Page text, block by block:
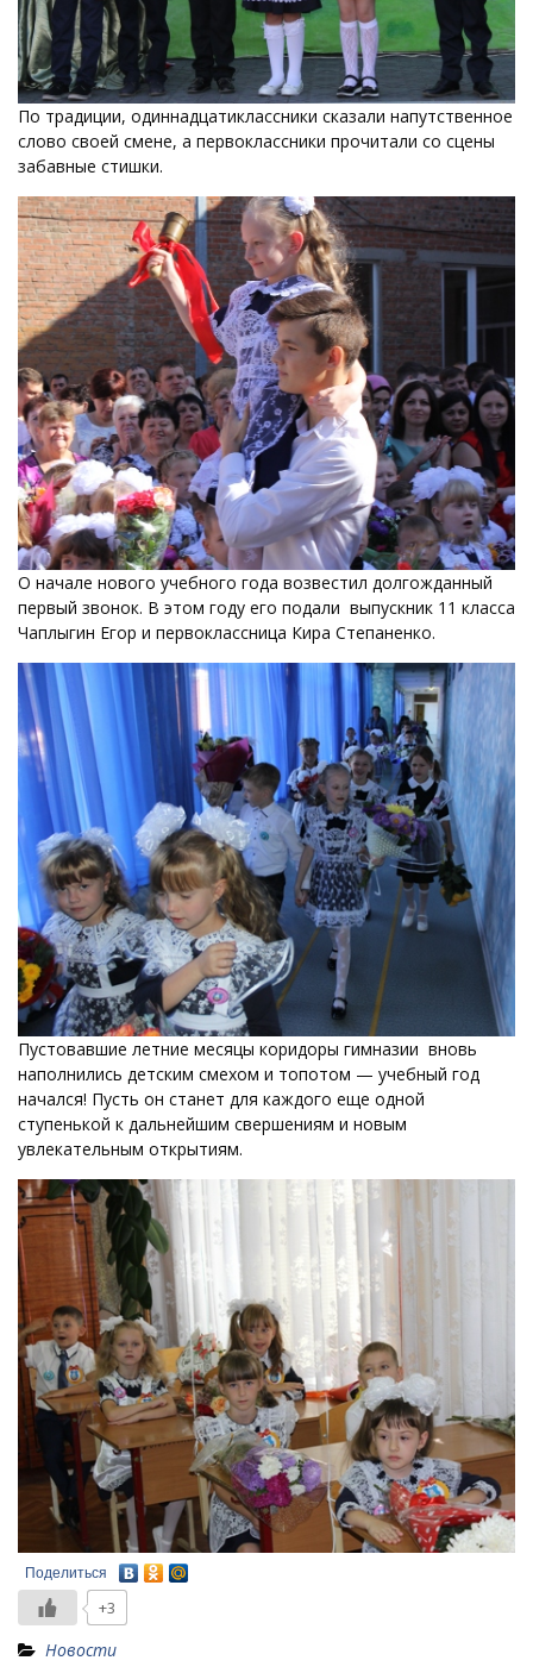
По традиции, одиннадцатиклассники сказали напутственное
слово своей смене, а первоклассники прочитали со сцены
забавные стишки.
О начале нового учебного года возвестил долгожданный
первый звонок. В этом году его подали выпускник 11 класса
Чаплыгин Егор и первоклассница Кира Степаненко.
Пустовавшие летние месяцы коридоры гимназии вновь
наполнились детским смехом и топотом — учебный год
начался! Пусть он станет для каждого еще одной
ступенькой к дальнейшим свершениям и новым
увлекательным открытиям.
Поделиться
+3
Новости